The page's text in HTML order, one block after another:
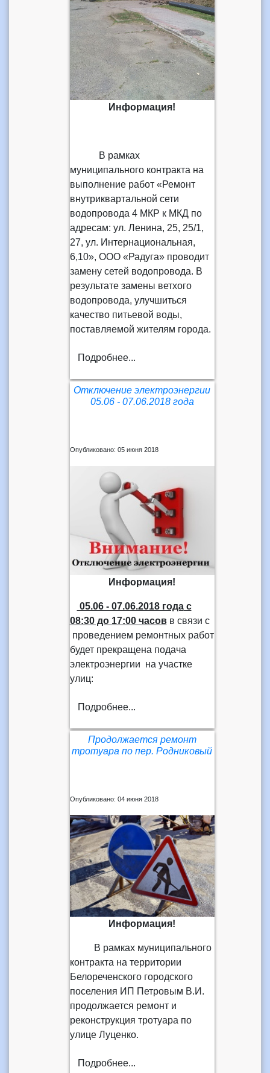
Информация!
В рамках
муниципального контракта на
выполнение работ «Ремонт
внутриквартальной сети
водопровода 4 МКР к МКД по
адресам: ул. Ленина, 25, 25/1,
27, ул. Интернациональная,
6,10», ООО «Радуга» проводит
замену сетей водопровода. В
результате замены ветхого
водопровода, улучшиться
качество питьевой воды,
поставляемой жителям города.
Подробнее...
Отключение электроэнергии
05.06 - 07.06.2018 года
Опубликовано: 05 июня 2018
Информация!
05.06 - 07.06.2018 годас
08:30 до 17:00 часовв связи с
проведением ремонтных работ
будет прекращена подача
электроэнергии на участке
улиц:
Подробнее...
Продолжается ремонт
тротуара по пер. Родниковый
Опубликовано: 04 июня 2018
Информация!
В рамках муниципального
контракта на территории
Белореченского городского
поселения ИП Петровым В.И.
продолжается ремонт и
реконструкция тротуара по
улице Луценко.
Подробнее...